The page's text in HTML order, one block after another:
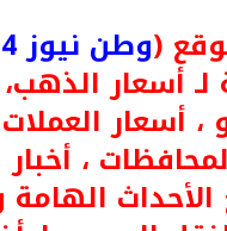
(وطن نيوز 24
الـ 24 ساعة لـ
، أسعار
،